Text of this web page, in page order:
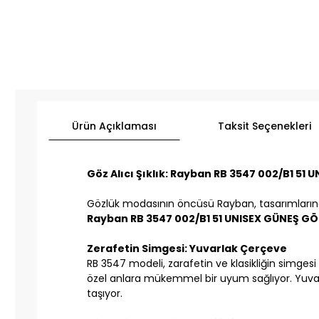
Ürün Açıklaması Taksit Seçenekleri
Göz Alıcı Şıklık: Rayban RB 3547 002/B1 51
Gözlük modasının öncüsü Rayban,
Rayban RB 3547 002/B1 51 UNISEX GÜNEŞ
Zerafetin Simgesi: Yuvarlak Çerçeve
RB 3547 modeli, zarafetin ve klasikliğin
özel anlara mükemmel bir uyum sağlıyor.
taşıyor.